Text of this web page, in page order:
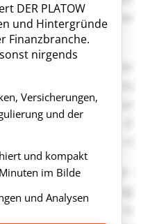
DER PLATOW
und Hintergründe
Finanzbranche.
nirgends
Versicherungen,
und der
und kompakt
im Bilde
und Analysen